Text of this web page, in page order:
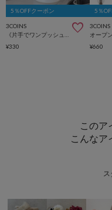
5％OFFクーポン
3COINS
¥330
5％
3COINS
¥660
このア
こんなア